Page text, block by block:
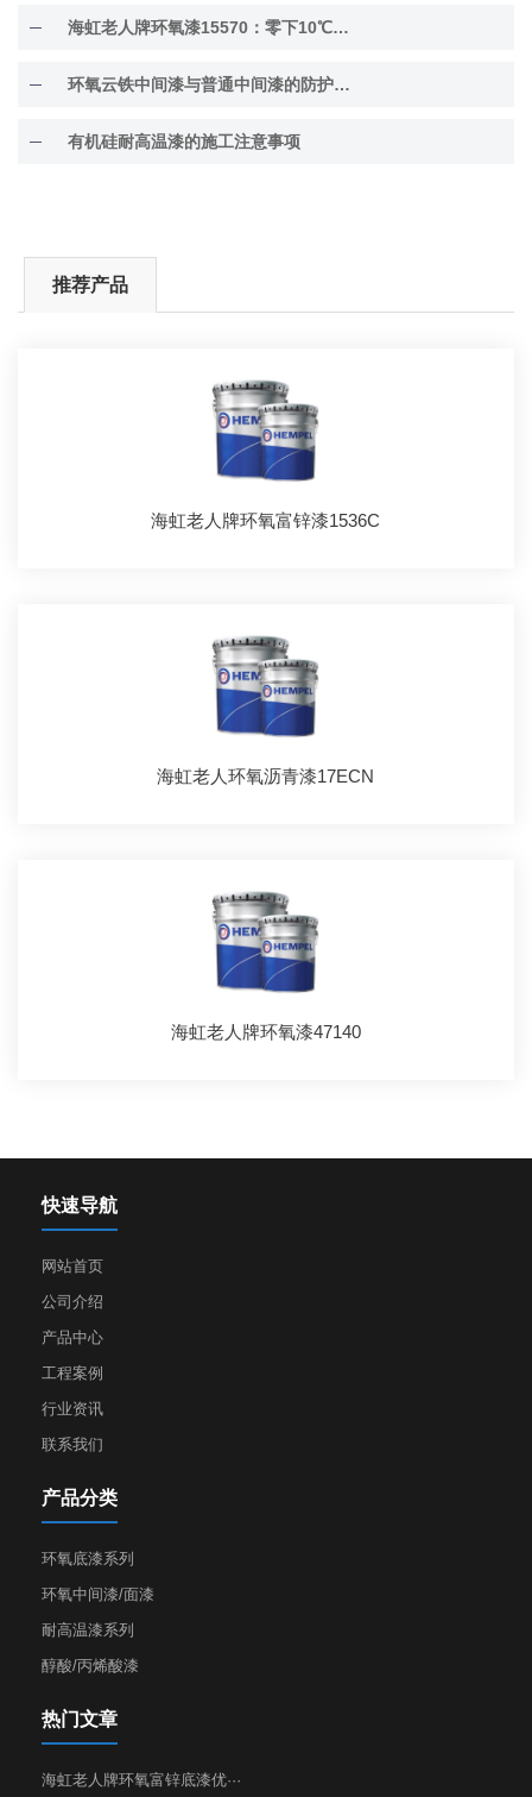
海虹老人牌环氧漆15570：零下10℃低温固化
环氧云铁中间漆与普通中间漆的防护差异解析
有机硅耐高温漆的施工注意事项
推荐产品
海虹老人牌环氧富锌漆1536C
海虹老人环氧沥青漆17ECN
海虹老人牌环氧漆47140
快速导航
网站首页
公司介绍
产品中心
工程案例
行业资讯
联系我们
产品分类
环氧底漆系列
环氧中间漆/面漆
耐高温漆系列
醇酸/丙烯酸漆
热门文章
海虹老人牌环氧富锌底漆优···